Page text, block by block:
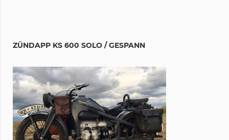
ZÜNDAPP KS 600 SOLO / GESPANN